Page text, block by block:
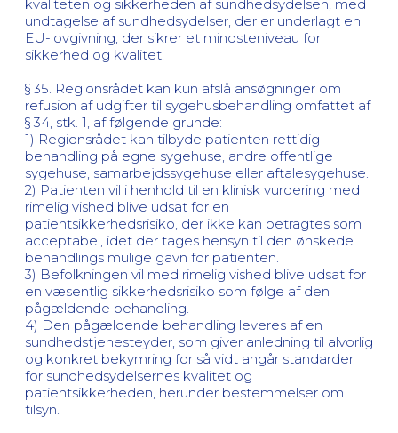
kvaliteten og sikkerheden af sundhedsydelsen, med
undtagelse af sundhedsydelser, der er underlagt en
EU-lovgivning, der sikrer et mindsteniveau for
sikkerhed og kvalitet.
§ 35. Regionsrådet kan kun afslå ansøgninger om
refusion af udgifter til sygehusbehandling omfattet af
§ 34, stk. 1, af følgende grunde:
1) Regionsrådet kan tilbyde patienten rettidig
behandling på egne sygehuse, andre offentlige
sygehuse, samarbejdssygehuse eller aftalesygehuse.
2) Patienten vil i henhold til en klinisk vurdering med
rimelig vished blive udsat for en
patientsikkerhedsrisiko, der ikke kan betragtes som
acceptabel, idet der tages hensyn til den ønskede
behandlings mulige gavn for patienten.
3) Befolkningen vil med rimelig vished blive udsat for
en væsentlig sikkerhedsrisiko som følge af den
pågældende behandling.
4) Den pågældende behandling leveres af en
sundhedstjenesteyder, som giver anledning til alvorlig
og konkret bekymring for så vidt angår standarder
for sundhedsydelsernes kvalitet og
patientsikkerheden, herunder bestemmelser om
tilsyn.